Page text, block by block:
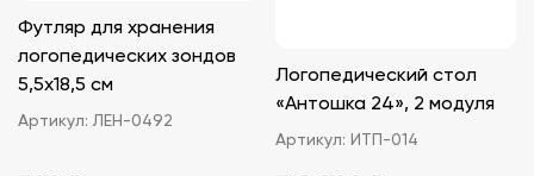
Футляр для хранения
логопедических зондов
5,5х18,5 см
Артикул: ЛЕН-0492
Логопедический стол
«Антошка 24», 2 модуля
Артикул: ИТП-014